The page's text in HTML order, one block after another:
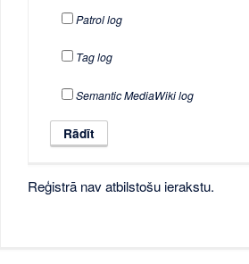
Patrol log
Tag log
Semantic MediaWiki log
Reģistrā nav atbilstošu ierakstu.